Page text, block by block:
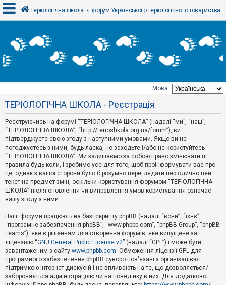
х
і
Т
е
м
и
б
е
з
в
і
д
п
о
в
і
д
й
А
к
т
и
в
н
і
Теріологічна школа форум Українського теріологічного товариства
Мова:
ТЕРІОЛОГІЧНА ШКОЛА - Реєстрація
Реєструючись на форумі “ТЕРІОЛОГІЧНА ШКОЛА” (надалі “ми”, “наш”,
“ТЕРІОЛОГІЧНА ШКОЛА”, “http://terioshkola.org.ua/forum”), ви
підтверджуєте свою згоду з наступними умовами. Якщо ви не
погоджуєтесь з ними, будь ласка, не заходьте і/або не користуйтесь
“ТЕРІОЛОГІЧНА ШКОЛА”. Ми залишаємо за собою право змінювати ці
правила будь-коли, і зробимо усе для того, щоб проінформувати вас про
це, однак з вашої сторони було б розумно переглядати періодично цей
текст на предмет змін, оскільки користування форумом “ТЕРІОЛОГІЧНА
ШКОЛА” після оновлення чи виправлення умов користування означає
вашу згоду з ними.
Наші форуми працюють на базі скрипту phpBB (надалі “вони”, “їхнє”,
“програмне забезпечення phpBB”, “www.phpbb.com”, “phpBB Group”, “phpBB
Teams”), яке є рішенням для створення форумів, яке випущене за
ліцензією “GNU General Public License v2” (надалі “GPL”) і може бути
завантаженим з сайту www.phpbb.com. Обмеження ліцензії GPL для
програмного забезпечення phpBB суворо пов'язані з організацією і
підтримкою інтернет-дискусій і не впливають на те, що дозволяється/
забороняється адміністрацією чи на поведінку в них. Для додаткової